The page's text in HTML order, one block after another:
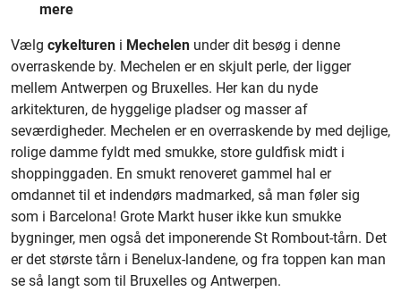
mere
Vælg cykelturen i Mechelen under dit besøg i denne
overraskende by. Mechelen er en skjult perle, der ligger
mellem Antwerpen og Bruxelles. Her kan du nyde
arkitekturen, de hyggelige pladser og masser af
seværdigheder. Mechelen er en overraskende by med dejlige,
rolige damme fyldt med smukke, store guldfisk midt i
shoppinggaden. En smukt renoveret gammel hal er
omdannet til et indendørs madmarked, så man føler sig
som i Barcelona! Grote Markt huser ikke kun smukke
bygninger, men også det imponerende St Rombout-tårn. Det
er det største tårn i Benelux-landene, og fra toppen kan man
se så langt som til Bruxelles og Antwerpen.